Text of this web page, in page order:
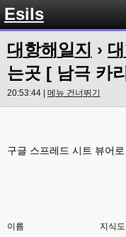
Esils
대항해일지 ›
는곳 [ 남극 카
20:53:44 | 메뉴 건너뛰기
구글 스프레드 시트 뷰어
이름 지식도
esils
다른기능은 다 잘 작동중이니
고게임77
아녀요 하실꺼 하셔도 되요 ㅋ
워드프레스는 영 손에 안맞고 ..